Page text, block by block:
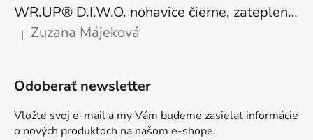
WR.UP® D.I.W.O. nohavice čierne, zateplené, regular pás, WRUP1RF444, N
Hodnotenie produktu je 5 z 5 hviezdičiek.
| Zuzana Májeková
Odoberať newsletter
Vložte svoj e-mail a my Vám budeme zasielať informácie
o nových produktoch na našom e-shope.